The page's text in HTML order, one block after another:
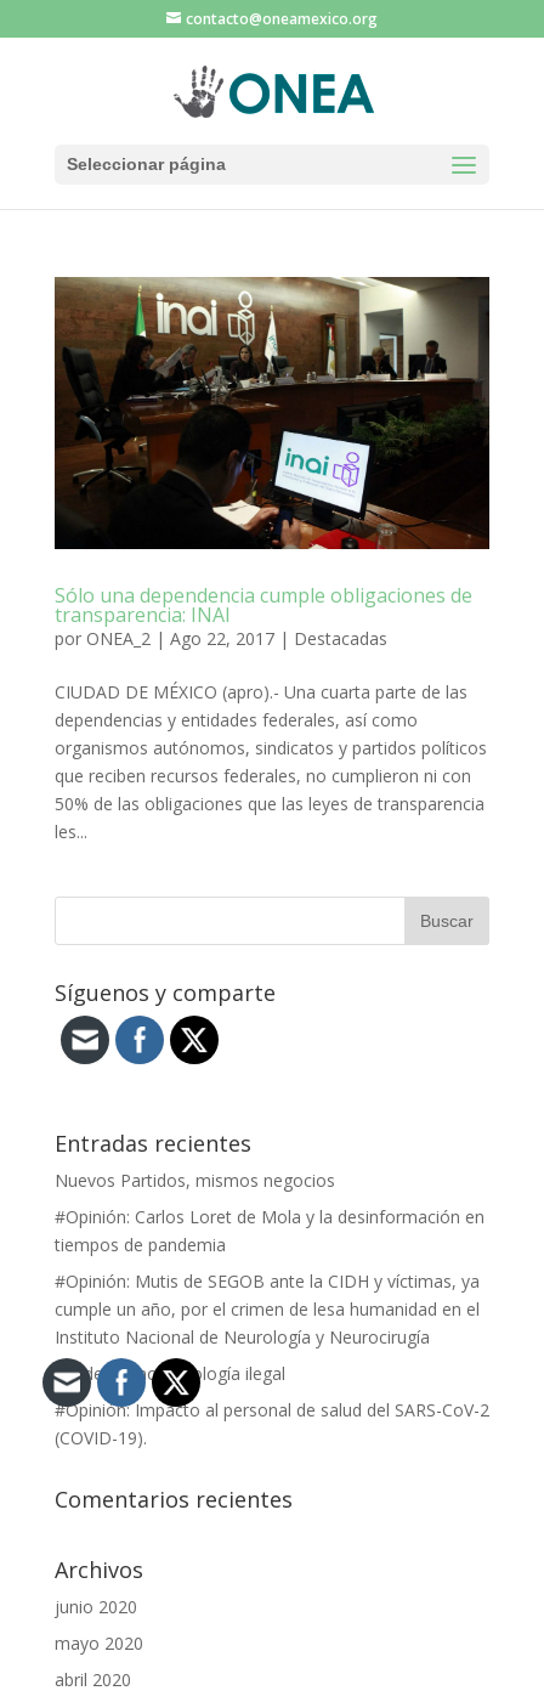
contacto@oneamexico.org
Seleccionar página
Sólo una dependencia cumple obligaciones de
transparencia: INAI
por ONEA_2| Ago 22, 2017| Destacadas
CIUDAD DE MÉXICO (apro).- Una cuarta parte de las
dependencias y entidades federales, así como
organismos autónomos, sindicatos y partidos políticos
que reciben recursos federales, no cumplieron ni con
50% de las obligaciones que las leyes de transparencia
les...
Síguenos y comparte
Entradas recientes
Nuevos Partidos, mismos negocios
#Opinión: Carlos Loret de Mola y la desinformación en
tiempos de pandemia
#Opinión: Mutis de SEGOB ante la CIDH y víctimas, ya
cumple un año, por el crimen de lesa humanidad en el
Instituto Nacional de Neurología y Neurocirugía
Venden nanotecnología ilegal
#Opinión: Impacto al personal de salud del SARS-CoV-2
(COVID-19).
Comentarios recientes
Archivos
junio 2020
mayo 2020
abril 2020